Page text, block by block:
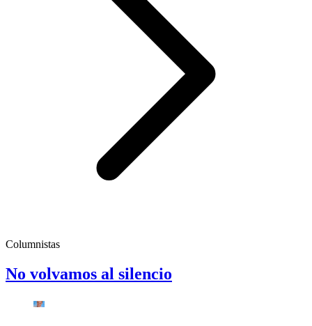
Columnistas
No volvamos al silencio